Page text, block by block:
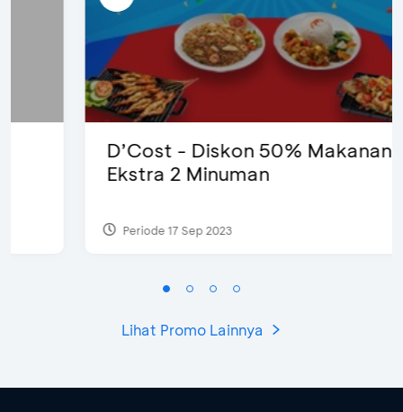
D’Cost - Diskon 50% Makanan &
Ekstra 2 Minuman
Periode 17 Sep 2023
Lihat Promo Lainnya